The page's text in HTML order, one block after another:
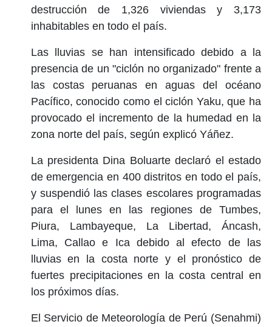
destrucción de 1,326 viviendas y 3,173
inhabitables en todo el país.
Las lluvias se han intensificado debido a la
presencia de un "ciclón no organizado" frente a
las costas peruanas en aguas del océano
Pacífico, conocido como el ciclón Yaku, que ha
provocado el incremento de la humedad en la
zona norte del país, según explicó Yáñez.
La presidenta Dina Boluarte declaró el estado
de emergencia en 400 distritos en todo el país,
y suspendió las clases escolares programadas
para el lunes en las regiones de Tumbes,
Piura, Lambayeque, La Libertad, Áncash,
Lima, Callao e Ica debido al efecto de las
lluvias en la costa norte y el pronóstico de
fuertes precipitaciones en la costa central en
los próximos días.
El Servicio de Meteorología de Perú (Senahmi)